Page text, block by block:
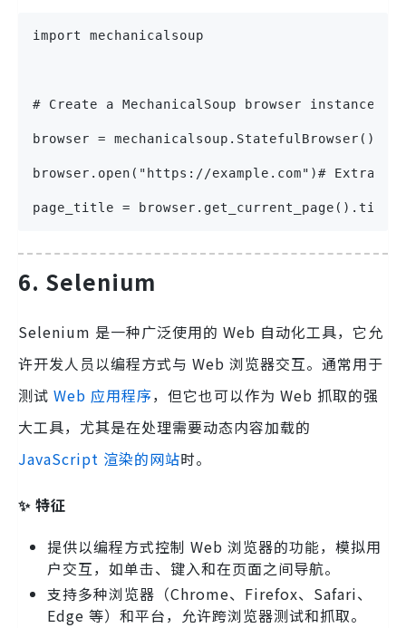
import mechanicalsoup
# Create a MechanicalSoup browser instance
browser = mechanicalsoup.StatefulBrowser()#
browser.open("https://example.com")# Extract
page_title =
6. Selenium
Selenium 是一种广泛使用的 Web 自动化工具，它允
许开发人员以编程方式与 Web 浏览器交互。通常用于
测试 Web 应用程序，但它也可以作为 Web 抓取的强
大工具，尤其是在处理需要动态内容加载的
JavaScript 渲染的网站时。
✨ 特征
提供以编程方式控制 Web 浏览器的功能，模拟用
户交互，如单击、键入和在页面之间导航。
支持多种浏览器（Chrome、Firefox、Safari、
Edge 等）和平台，允许跨浏览器测试和抓取。